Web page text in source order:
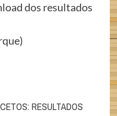
dos resultados
RESULTADOS